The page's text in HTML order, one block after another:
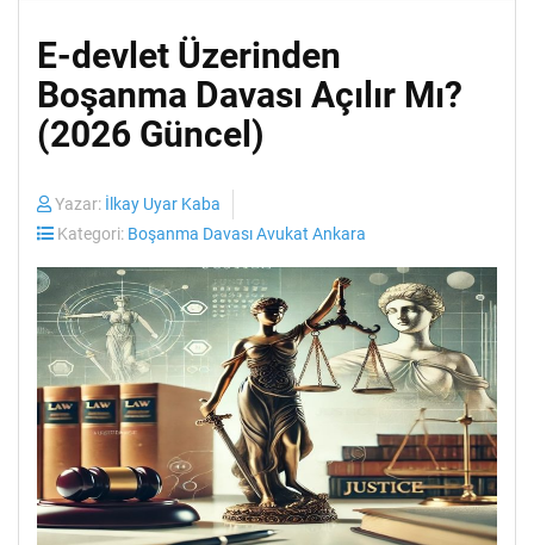
E-devlet Üzerinden
Boşanma Davası Açılır Mı?
(2026 Güncel)
Yazar: İlkay Uyar Kaba
Kategori: Boşanma Davası Avukat Ankara